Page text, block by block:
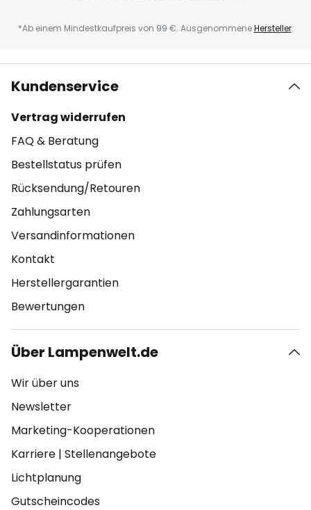
*Ab einem Mindestkaufpreis von 99 €. AusgenommeneHersteller.
Kundenservice
Vertrag widerrufen
FAQ & Beratung
Bestellstatus prüfen
Rücksendung/Retouren
Zahlungsarten
Versandinformationen
Kontakt
Herstellergarantien
Bewertungen
Über Lampenwelt.de
Wir über uns
Newsletter
Marketing-Kooperationen
Karriere | Stellenangebote
Lichtplanung
Gutscheincodes